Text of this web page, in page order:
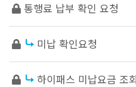
통행료 납부 확인 요청
미납 확인요청
하이패스 미납요금 조